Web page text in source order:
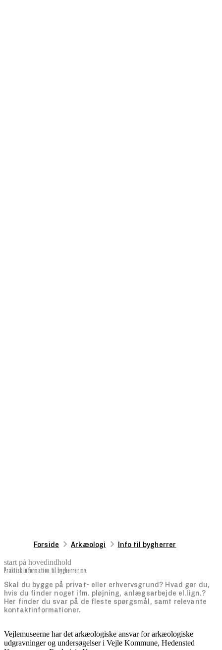
Forside Arkæologi Info til bygherrer
start på hovedindhold
Praktisk information til bygherrer mv.
Skal du bygge på privat- eller erhvervsgrund? Hvad gør du,
hvis du finder noget ifm. pløjning, anlægsarbejde el.lign.?
Her finder du svar på de fleste spørgsmål, samt relevante
kontaktinformationer.
senest opdateret 23. oktober 2025
Vejlemuseerne har det arkæologiske ansvar for arkæologiske
udgravninger og undersøgelser i Vejle Kommune, Hedensted